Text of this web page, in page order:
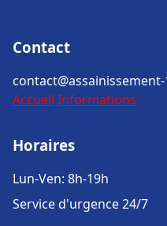
Contact
Accueil Informations
Horaires
Lun-Ven: 8h-19h
Service d'urgence 24/7